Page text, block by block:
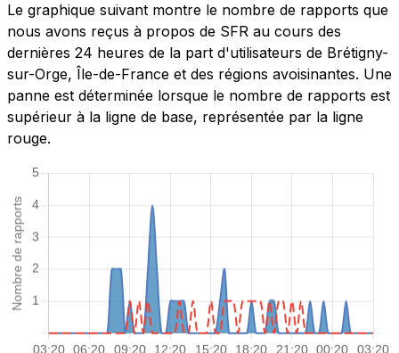
Le graphique suivant montre le nombre de rapports que
nous avons reçus à propos de SFR au cours des
dernières 24 heures de la part d'utilisateurs de Brétigny-
sur-Orge, Île-de-France et des régions avoisinantes. Une
panne est déterminée lorsque le nombre de rapports est
supérieur à la ligne de base, représentée par la ligne
rouge.